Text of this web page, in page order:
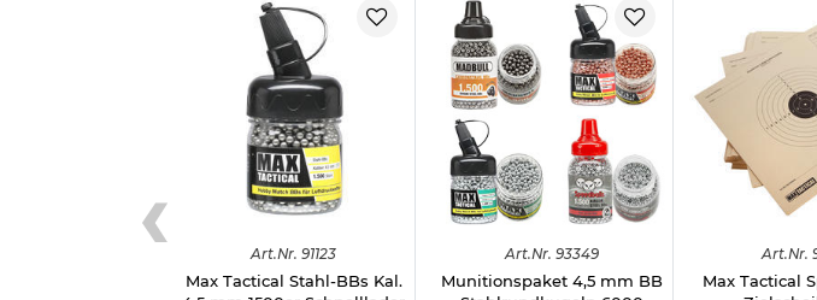
Magazin: ca. 650 Schuss
Leistung: unter 3,0 Joule
Geschossgeschwindigkeit: max. 91 m/s
Visierung: Korn fest, Kimme verstellbar
Sicherung: Druckknopfsicherung, manuell
Material Gehäuse: Metall
Material Lauf: Stahl
Material Schaft: Echtholz
Länge: ca. 92,2 cm
Gewicht: ca. 1.422 g
Marke: Umarex / Marlin
Direkt mitbestellen: Zum Schießen werden noch Stahl-Rundkugeln im Kaliber 4,5
Art.Nr. 91123
Max Tactical Stahl-BBs Kal.
Art.Nr. 93349
Munitionspaket 4,5 mm BB
Art.Nr.
Max Tactical